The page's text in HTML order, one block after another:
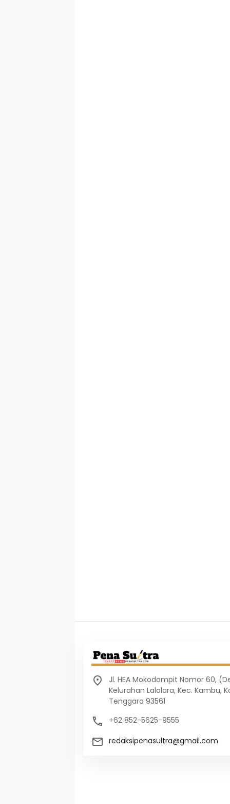
Jl. HEA Mokodompit Nomor 60,
Kelurahan Lalolara, Kec. Kambu,
Tenggara 93561
+62 852-5625-9555
redaksipenasultra@gmail.com